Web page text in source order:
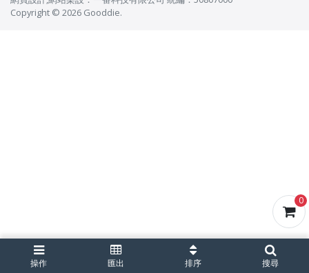
0
操作 匯出 排序 搜尋
Copyright © 2026 Gooddie.